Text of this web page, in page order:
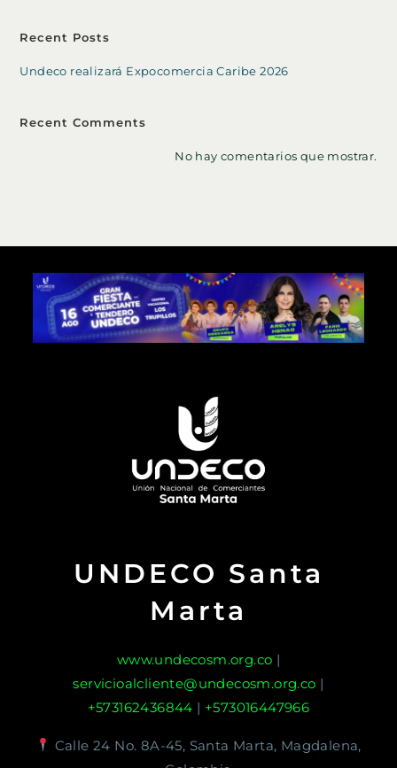
Recent Posts
Undeco realizará Expocomercia Caribe 2026
Recent Comments
No hay comentarios que mostrar.
UNDECO Santa
Marta
www.undecosm.org.co |
servicioalcliente@undecosm.org.co |
+573162436844 | +573016447966
Calle 24 No. 8A-45, Santa Marta, Magdalena,